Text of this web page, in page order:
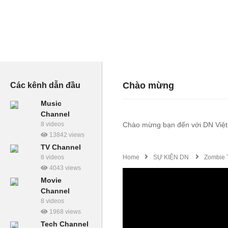
Các kênh dẫn đầu
Music
Channel
8 videos
13842 views
TV Channel
8 videos
4043 views
Movie
Channel
8 videos
1968 views
Tech Channel
Chào mừng
Chào mừng bạn đến với DN Việt
Home SỰ KIỆN DN Zombie